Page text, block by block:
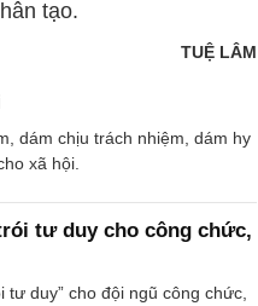
tạo.
TUỆ LÂM
dám chịu trách nhiệm, dám hy
xã hội.
tư duy cho công chức,
tư duy” cho đội ngũ công chức,